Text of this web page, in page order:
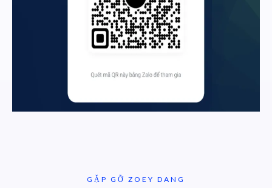
GẶP GỠ ZOEY DANG